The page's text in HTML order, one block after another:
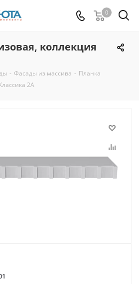
0
коллекция
- Фасады из массива - Планка
2А